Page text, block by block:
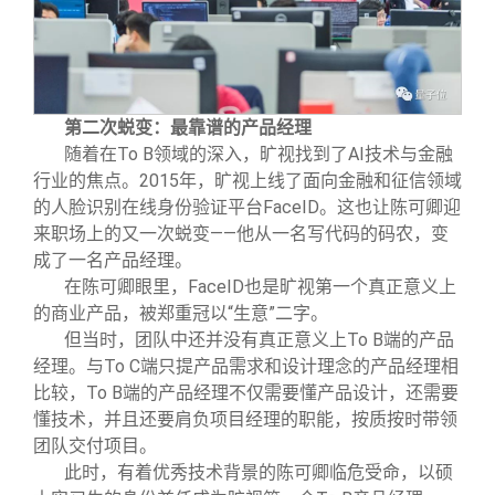
第二次蜕变：最靠谱的产品经理
随着在To B领域的深入，旷视找到了AI技术与金融
行业的焦点。2015年，旷视上线了面向金融和征信领域
的人脸识别在线身份验证平台FaceID。这也让陈可卿迎
来职场上的又一次蜕变——他从一名写代码的码农，变
成了一名产品经理。
在陈可卿眼里，FaceID也是旷视第一个真正意义上
的商业产品，被郑重冠以“生意”二字。
但当时，团队中还并没有真正意义上To B端的产品
经理。与To C端只提产品需求和设计理念的产品经理相
比较，To B端的产品经理不仅需要懂产品设计，还需要
懂技术，并且还要肩负项目经理的职能，按质按时带领
团队交付项目。
此时，有着优秀技术背景的陈可卿临危受命，以硕